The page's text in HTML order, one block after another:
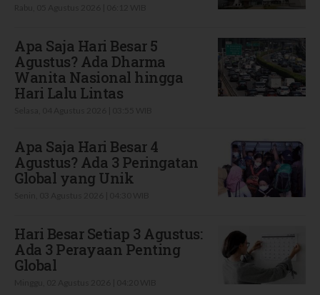
Apa Saja Hari Besar 5
Agustus? Ada Dharma
Wanita Nasional hingga
Hari Lalu Lintas
Apa Saja Hari Besar 4
Agustus? Ada 3 Peringatan
Global yang Unik
Hari Besar Setiap 3 Agustus:
Ada 3 Perayaan Penting
Global